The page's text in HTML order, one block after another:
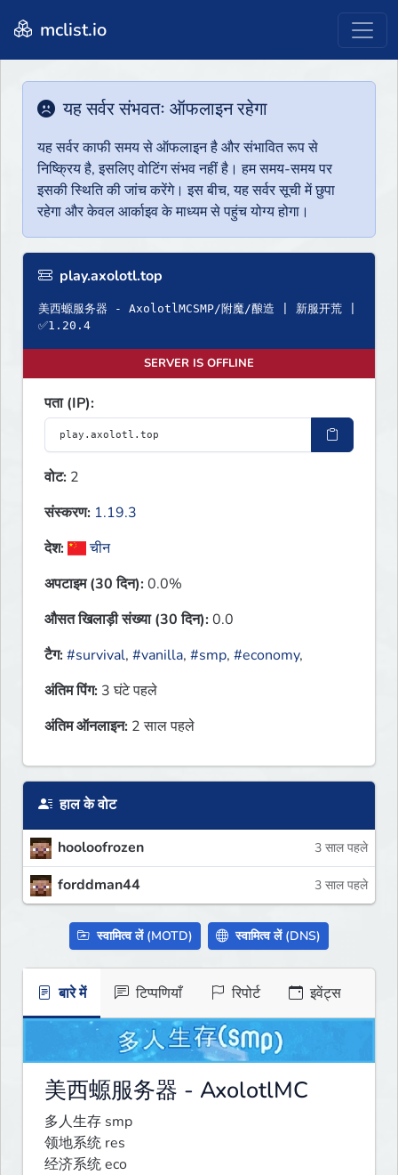
mclist.io
यह सर्वर संभवतः ऑफलाइन रहेगा
यह सर्वर काफी समय से ऑफलाइन है और संभावित रूप से
निष्क्रिय है, इसलिए वोटिंग संभव नहीं है। हम समय-समय पर
इसकी स्थिति की जांच करेंगे। इस बीच, यह सर्वर सूची में छुपा
रहेगा और केवल आर्काइव के माध्यम से पहुंच योग्य होगा।
play.axolotl.top
美西螈服务器 - AxolotlMCSMP/附魔/酿造 | 新服开荒 |
✅1.20.4
SERVER IS OFFLINE
पता (IP):
वोट: 2
संस्करण: 1.19.3
देश:
चीन
अपटाइम (30 दिन):0.0%
औसत खिलाड़ी संख्या (30 दिन):0.0
टैग:#survival, #vanilla, #smp, #economy,
अंतिम पिंग: 3 घंटे पहले
अंतिम ऑनलाइन: 2 साल पहले
हाल के वोट
hooloofrozen 3 साल पहले
forddman44 3 साल पहले
स्वामित्व लें (MOTD) स्वामित्व लें (DNS)
बारे में टिप्पणियाँ रिपोर्ट इवेंट्स
美西螈服务器 - AxolotlMC
多人生存 smp
领地系统 res
经济系统 eco